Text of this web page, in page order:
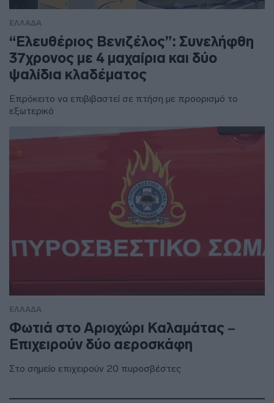
ΕΛΛΑΔΑ
“Ελευθέριος Βενιζέλος”: Συνελήφθη
37χρονος με 4 μαχαίρια και δύο
ψαλίδια κλαδέματος
Επρόκειτο να επιβιβαστεί σε πτήση με προορισμό το
εξωτερικό
ΕΛΛΑΔΑ
Φωτιά στο Αριοχώρι Καλαμάτας –
Επιχειρούν δύο αεροσκάφη
Στο σημείο επιχειρούν 20 πυροσβέστες